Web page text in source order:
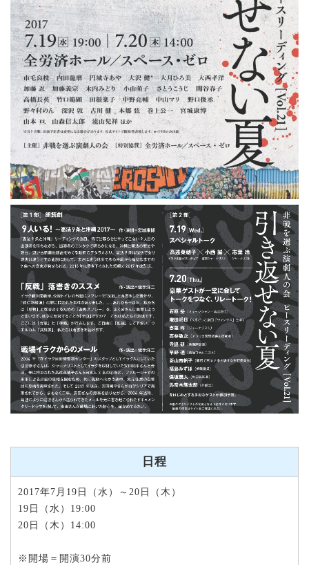
日程
2017年7月19日（水）～20日（木）
19日（水）19:00
20日（木）14:00
※開場＝開演30分前